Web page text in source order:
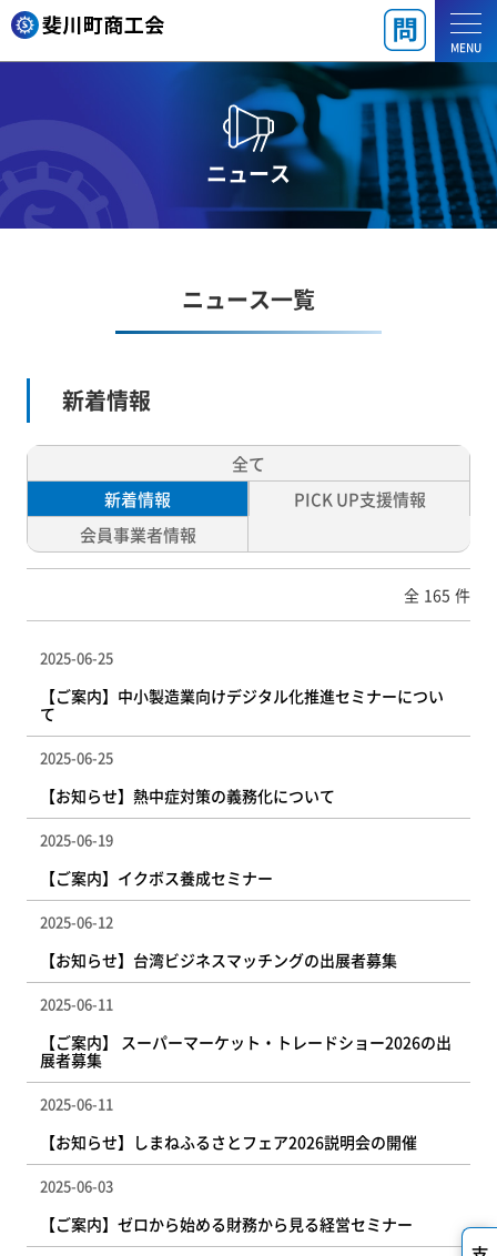
MENU
ニュース
ニュース一覧
新着情報
全て
新着情報
PICK UP支援情報
会員事業者情報
全 165 件
2025-06-25
【ご案内】中小製造業向けデジタル化推進セミナーについ
て
2025-06-25
【お知らせ】熱中症対策の義務化について
2025-06-19
【ご案内】イクボス養成セミナー
2025-06-12
【お知らせ】台湾ビジネスマッチングの出展者募集
2025-06-11
【ご案内】 スーパーマーケット・トレードショー2026の出
展者募集
2025-06-11
【お知らせ】しまねふるさとフェア2026説明会の開催
2025-06-03
【ご案内】ゼロから始める財務から見る経営セミナー